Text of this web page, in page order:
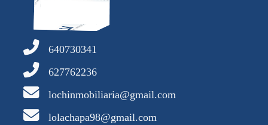
640730341
627762236
lochinmobiliaria@gmail.com
lolachapa98@gmail.com